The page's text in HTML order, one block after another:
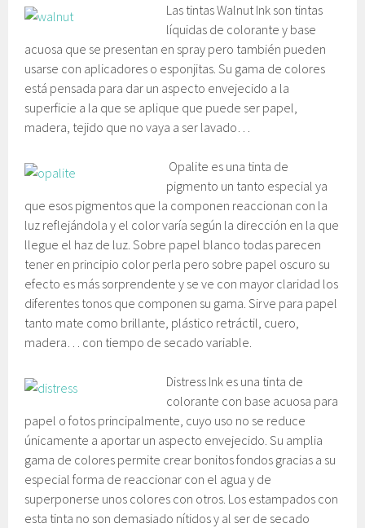
Las tintas Walnut Ink son tintas
líquidas de colorante y base
acuosa que se presentan en spray pero también pueden
usarse con aplicadores o esponjitas. Su gama de colores
está pensada para dar un aspecto envejecido a la
superficie a la que se aplique que puede ser papel,
madera, tejido que no vaya a ser lavado…
Opalite es una tinta de
pigmento un tanto especial ya
que esos pigmentos que la componen reaccionan con la
luz reflejándola y el color varía según la dirección en la que
llegue el haz de luz. Sobre papel blanco todas parecen
tener en principio color perla pero sobre papel oscuro su
efecto es más sorprendente y se ve con mayor claridad los
diferentes tonos que componen su gama. Sirve para papel
tanto mate como brillante, plástico retráctil, cuero,
madera… con tiempo de secado variable.
Distress Ink es una tinta de
colorante con base acuosa para
papel o fotos principalmente, cuyo uso no se reduce
únicamente a aportar un aspecto envejecido. Su amplia
gama de colores permite crear bonitos fondos gracias a su
especial forma de reaccionar con el agua y de
superponerse unos colores con otros. Los estampados con
esta tinta no son demasiado nítidos y al ser de secado